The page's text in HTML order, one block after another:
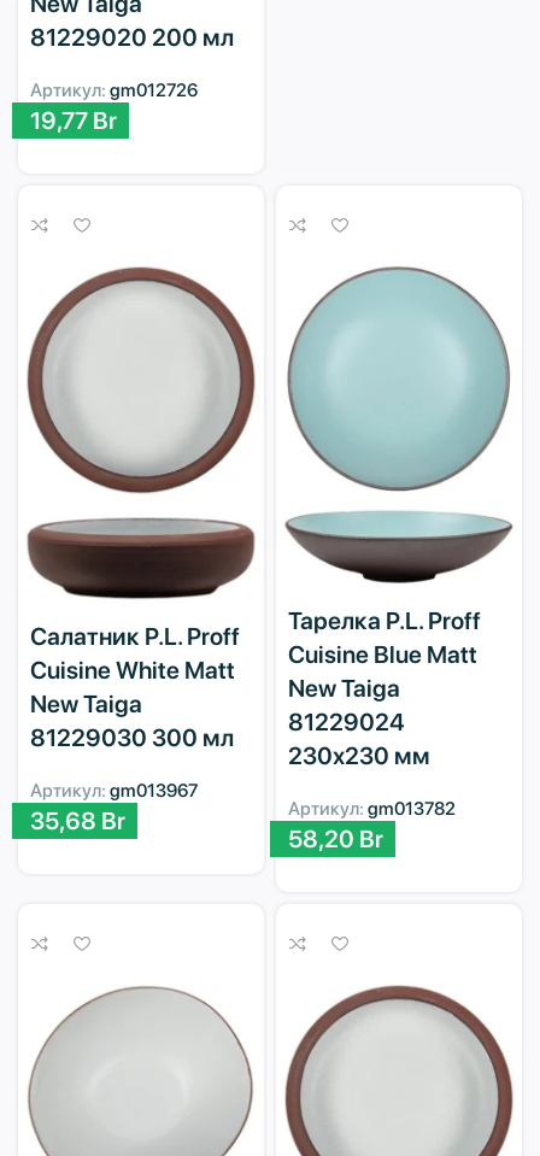
81229020 200 мл
Артикул: gm012726
19,77 Br
Салатник P.L. Proff
Cuisine White Matt
New Taiga
81229030 300 мл
Артикул: gm013967
35,68 Br
Тарелка P.L. Proff
Cuisine Blue Matt
New Taiga
81229024
230х230 мм
Артикул: gm013782
58,20 Br